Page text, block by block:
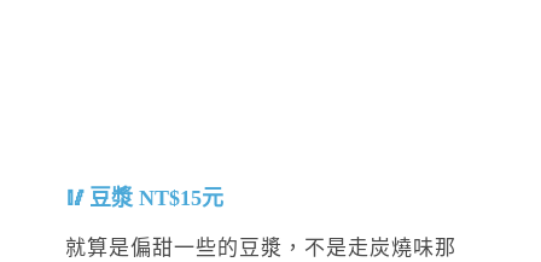
豆漿 NT$15元
就算是偏甜一些的豆漿，不是走炭燒味那